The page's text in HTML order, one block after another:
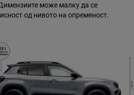
може малку да се
од нивото на опременост.